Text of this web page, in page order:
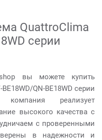
QuattroClima
серии
shop вы можете купить
QN-BE18WD серии
реализует
высокого качества с
с проверенными
в надежности и